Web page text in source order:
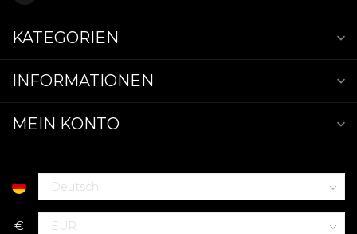
KATEGORIEN
INFORMATIONEN
MEIN KONTO
€